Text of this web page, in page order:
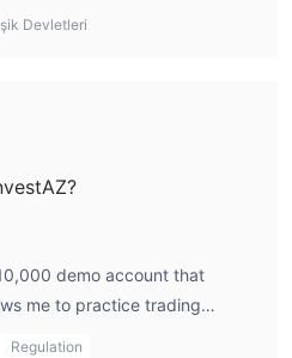
Devletleri
demo account that
me to practice trading
also provide a variety of
Regulation